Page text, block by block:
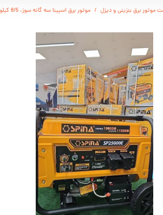
و دستگاه تصفیه آب
تیلر
ابزار و قطعات
پمپ آب
/ لجن کش
موتور پمپ
زنجیری / علفتراش
شناور چاه عمیق
سمپاش
بخارشو
سایر پمپ
تیلر
شناور چاه عمیق
کفکش و لجن کش
پمپ آب خانگی
ابزار و قطعات
کارواش
موتور تک
موتور پمپ
سمپاش
علتفراش
موتور برق بنزینی و دیزل موتور برق اسپینا سه گانه سوز، 8/5 کیلووات، ATS دار مدل SP19000E